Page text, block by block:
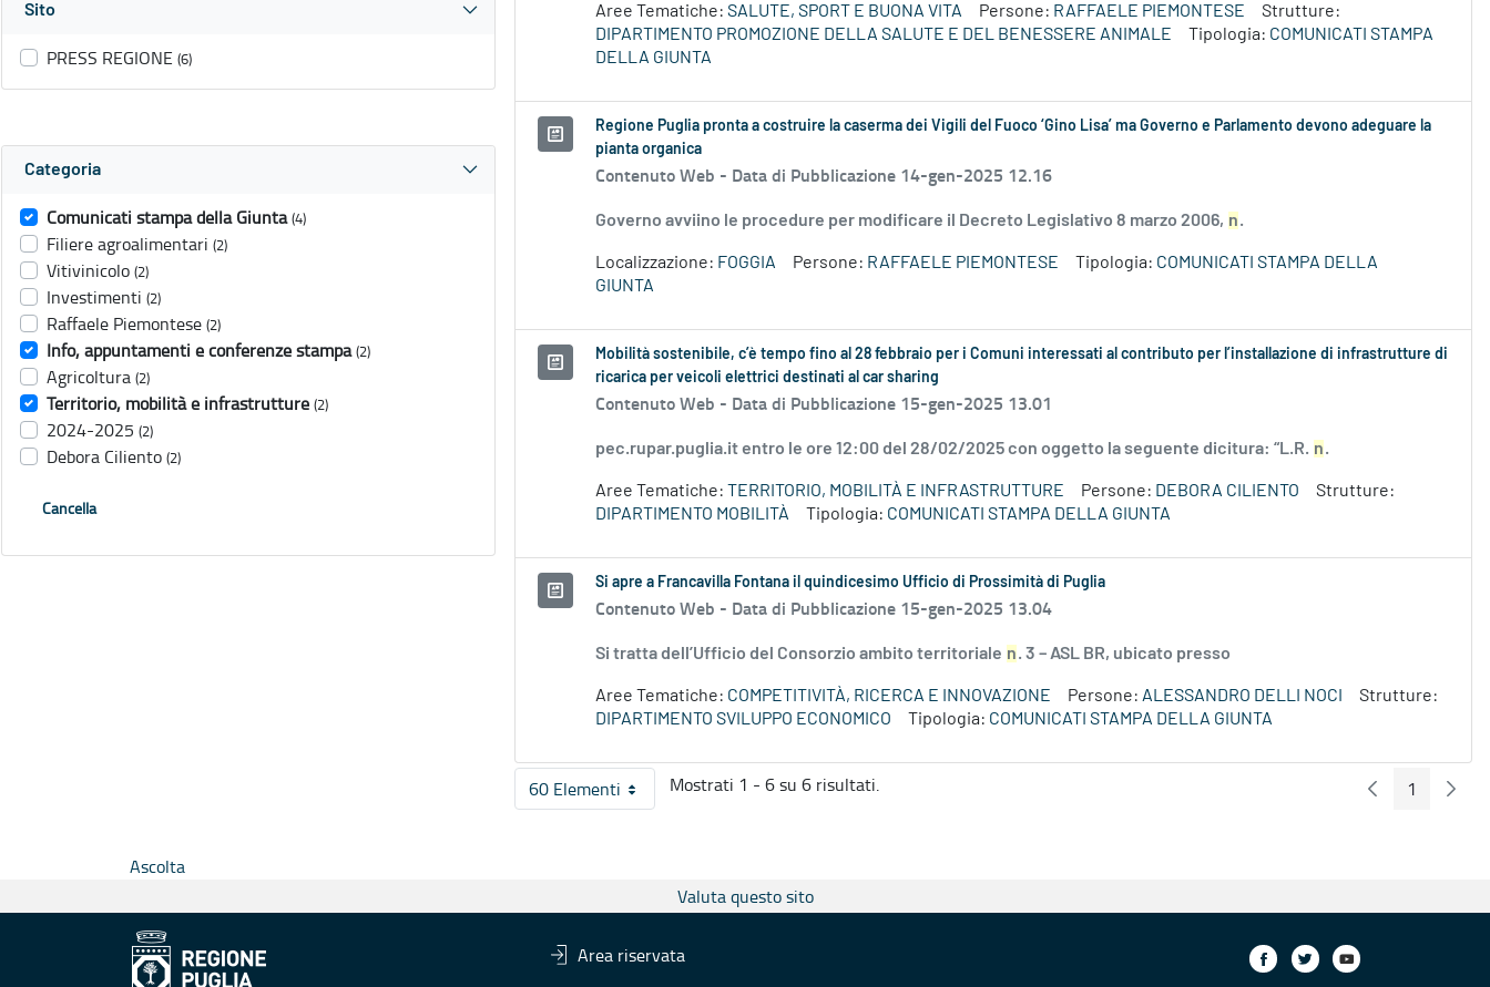
Sito
PRESS REGIONE (6)
Categoria
Comunicati stampa della Giunta (4)
Filiere agroalimentari (2)
Vitivinicolo (2)
Investimenti (2)
Raffaele Piemontese (2)
Info, appuntamenti e conferenze stampa (2)
Agricoltura (2)
Territorio, mobilità e infrastrutture (2)
2024-2025 (2)
Debora Ciliento (2)
Cancella
Aree Tematiche: SALUTE, SPORT E BUONA VITA Persone: RAFFAELE PIEMONTESE
Strutture:
DIPARTIMENTO PROMOZIONE DELLA SALUTE E DEL BENESSERE ANIMALE
Tipologia: COMUNICATI STAMPA
DELLA GIUNTA
Regione Puglia pronta a costruire la caserma dei Vigili del Fuoco ‘Gino Lisa’ ma Governo e Parlamento devono adeguare la
pianta organica
Contenuto Web - Data di Pubblicazione 14-gen-2025 12.16
Governo avviino le procedure per modificare il Decreto Legislativo 8 marzo 2006, n.
Localizzazione: FOGGIA Persone: RAFFAELE PIEMONTESE Tipologia: COMUNICATI STAMPA DELLA
GIUNTA
Mobilità sostenibile, c’è tempo fino al 28 febbraio per i Comuni interessati al contributo per l’installazione di infrastrutture di
ricarica per veicoli elettrici destinati al car sharing
Contenuto Web - Data di Pubblicazione 15-gen-2025 13.01
pec.rupar.puglia.it entro le ore 12:00 del 28/02/2025 con oggetto la seguente dicitura: “L.R. n.
Aree Tematiche: TERRITORIO, MOBILITÀ E INFRASTRUTTURE Persone: DEBORA CILIENTO
Strutture:
DIPARTIMENTO MOBILITÀ
Tipologia: COMUNICATI STAMPA DELLA GIUNTA
Si apre a Francavilla Fontana il quindicesimo Ufficio di Prossimità di Puglia
Contenuto Web - Data di Pubblicazione 15-gen-2025 13.04
Si tratta dell’Ufficio del Consorzio ambito territoriale n. 3 – ASL BR, ubicato presso
Aree Tematiche: COMPETITIVITÀ, RICERCA E INNOVAZIONE Persone: ALESSANDRO DELLI NOCI
Strutture:
DIPARTIMENTO SVILUPPO ECONOMICO
Tipologia: COMUNICATI STAMPA DELLA GIUNTA
60 ElementiPer pagina
Mostrati 1 - 6 su 6 risultati. PaginaPagina
1
Ascolta
Valuta questo sito
Area riservata